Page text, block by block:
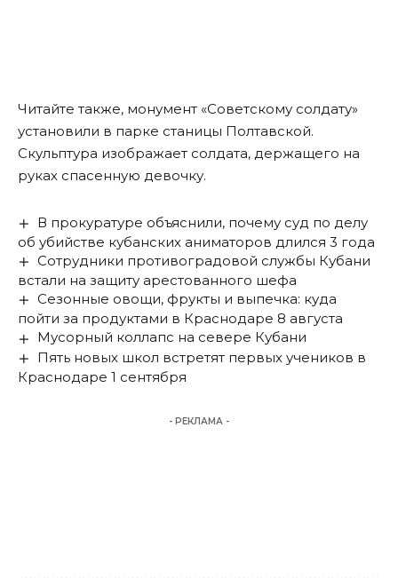
Читайтетакже, монумент «Советскому солдату»
установили в парке станицы Полтавской.
Скульптура изображает солдата, держащего на
руках спасенную девочку.
В прокуратуре объяснили, почему суд по делу
об убийстве кубанских аниматоров длился 3 года
Сотрудники противоградовой службы Кубани
встали на защиту арестованного шефа
Сезонные овощи, фрукты и выпечка: куда
пойти за продуктами в Краснодаре 8 августа
Мусорный коллапс на севере Кубани
Пять новых школ встретят первых учеников в
Краснодаре 1 сентября
- РЕКЛАМА -